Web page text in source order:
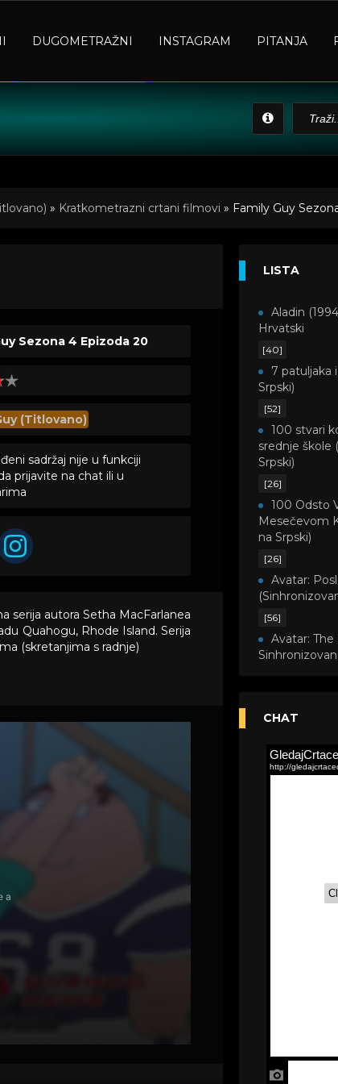
DUGOMETRAŽNI INSTAGRAM PITANJA
» Kratkometrazni crtani filmovi » Family Guy
Sezona 4 Epizoda 20
(Titlovano)
sadržaj nije u funkciji
prijavite na chat ili u
serija autora Setha MacFarlanea
Quahogu, Rhode Island. Serija
(skretanjima s radnje)
LISTA
Aladin
Hrvatski
[40]
7 patuljaka
Srpski)
[52]
100 stvari
srednje škole
Srpski)
[26]
100 Odsto
Mesečevom
na Srpski)
[26]
Avatar:
[56]
Avatar:
Akademija
Tunes,2020)
Okura
CHAT